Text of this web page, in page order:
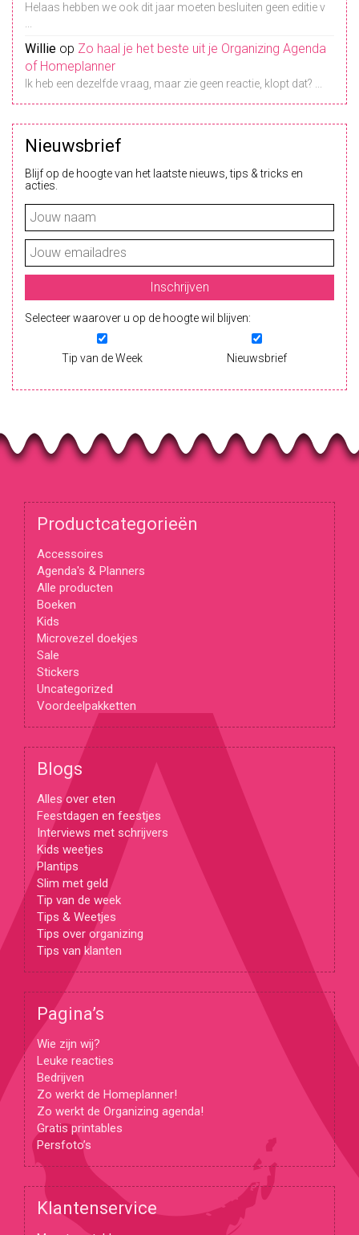
Helaas hebben we ook dit jaar moeten besluiten geen editie v
Willie op Zo haal je het beste uit je Organizing Agenda
of Homeplanner
Ik heb een dezelfde vraag, maar zie geen reactie, klopt dat? ...
Nieuwsbrief
Blijf op de hoogte van het laatste nieuws, tips & tricks en
acties.
Selecteer waarover u op de hoogte wil blijven:
Tip van de Week Nieuwsbrief
Productcategorieën
Accessoires
Agenda's & Planners
Alle producten
Boeken
Kids
Microvezel doekjes
Sale
Stickers
Uncategorized
Voordeelpakketten
Blogs
Alles over eten
Feestdagen en feestjes
Interviews met schrijvers
Kids weetjes
Plantips
Slim met geld
Tip van de week
Tips & Weetjes
Tips over organizing
Tips van klanten
Pagina’s
Wie zijn wij?
Leuke reacties
Bedrijven
Zo werkt de Homeplanner!
Zo werkt de Organizing agenda!
Gratis printables
Persfoto’s
Klantenservice